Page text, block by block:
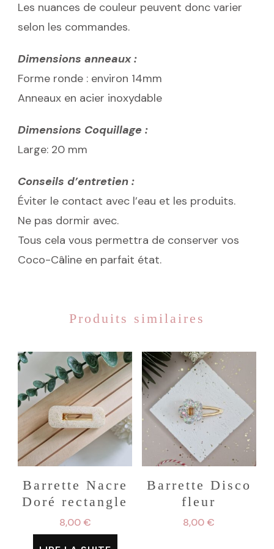
Les nuances de couleur peuvent donc varier
selon les commandes.
Dimensions anneaux :
Forme ronde : environ 14mm
Anneaux en acier inoxydable
Dimensions Coquillage :
Large: 20 mm
Conseils d’entretien :
Éviter le contact avec l’eau et les produits.
Ne pas dormir avec.
Tous cela vous permettra de conserver vos
Coco-Câline en parfait état.
Produits similaires
Barrette Nacre
Doré rectangle
8,00€
Barrette Disco
fleur
8,00€